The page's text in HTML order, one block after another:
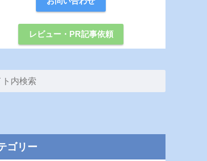
レビュー・PR記事依頼
ゴリー